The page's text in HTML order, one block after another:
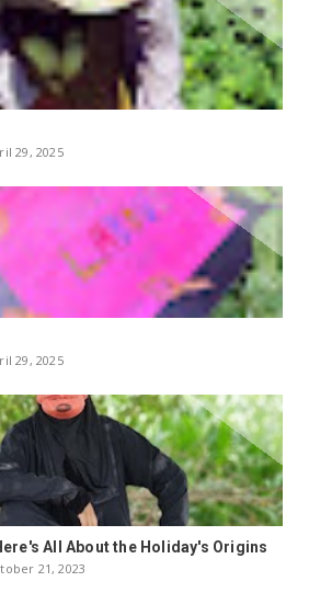
29, 2025
29, 2025
All About the Holiday's Origins
21, 2023